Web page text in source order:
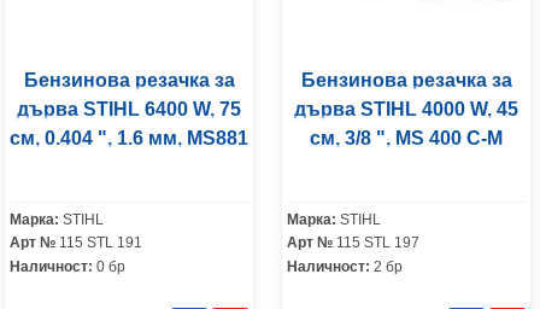
Бензинова резачка за
дърва STIHL 6400 W, 75
см, 0.404 ", 1.6 мм, MS881
Марка: STIHL
Арт № 115 STL 191
Наличност: 0 бр
Бензинова резачка за
дърва STIHL 4000 W, 45
см, 3/8 ", MS 400 C-M
Марка: STIHL
Арт № 115 STL 197
Наличност: 2 бр